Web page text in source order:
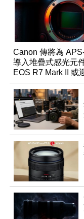
Canon 傳將為
導入堆疊式感光元
EOS R7 Mark II 或
速讀出升級